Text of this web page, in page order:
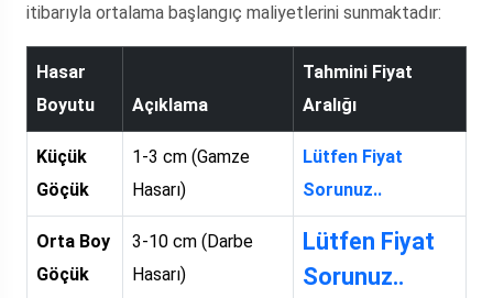
itibarıyla ortalama başlangıç maliyetlerini sunmaktadır:
Hasar
Boyutu
Açıklama
Tahmini Fiyat
Aralığı
Küçük
Göçük
1-3 cm (Gamze
Hasarı)
Lütfen Fiyat
Sorunuz..
Orta Boy
Göçük
3-10 cm (Darbe
Hasarı)
Lütfen Fiyat
Sorunuz..